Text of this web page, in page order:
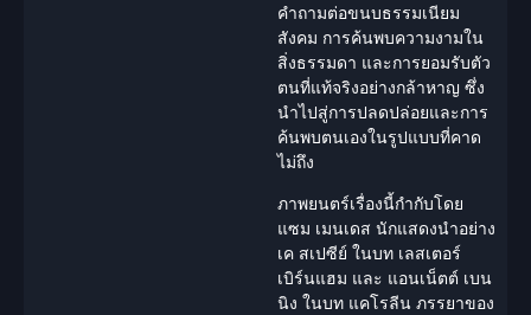
คำถามต่อขนบธรรมเนียม
สังคม การค้นพบความงามใน
สิ่งธรรมดา และการยอมรับตัว
ตนที่แท้จริงอย่างกล้าหาญ ซึ่ง
นำไปสู่การปลดปล่อยและการ
ค้นพบตนเองในรูปแบบที่คาด
ไม่ถึง
ภาพยนตร์เรื่องนี้กำกับโดย
แซม เมนเดส นักแสดงนำอย่าง
เค สเปซีย์ ในบท เลสเตอร์
เบิร์นแฮม และ แอนเน็ตต์ เบน
นิง ในบท แคโรลีน ภรรยาของ